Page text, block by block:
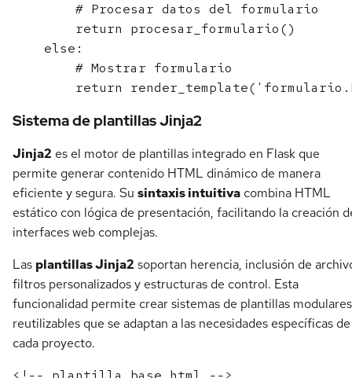
        # Procesar datos del formulario
        return procesar_formulario()
    else:
        # Mostrar formulario
Sistema de plantillas Jinja2
Jinja2 es el motor de plantillas integrado en Flask que
permite generar contenido HTML dinámico de manera
eficiente y segura. Su sintaxis intuitiva combina HTML
estático con lógica de presentación, facilitando la creación
interfaces web complejas.
Las plantillas Jinja2 soportan herencia, inclusión de
filtros personalizados y estructuras de control. Esta
funcionalidad permite crear sistemas de plantillas
reutilizables que se adaptan a las necesidades específicas de
cada proyecto.